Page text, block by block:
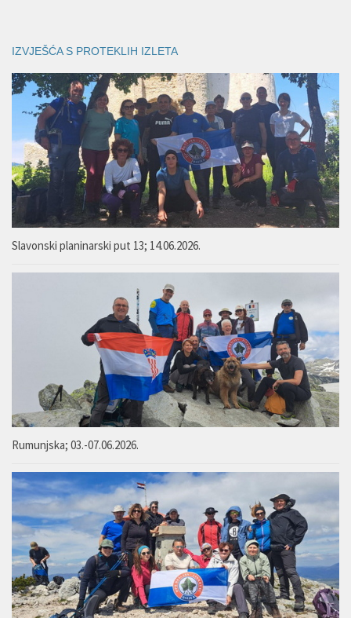
IZVJEŠĆA S PROTEKLIH IZLETA
Slavonski planinarski put 13; 14.06.2026.
Rumunjska; 03.-07.06.2026.